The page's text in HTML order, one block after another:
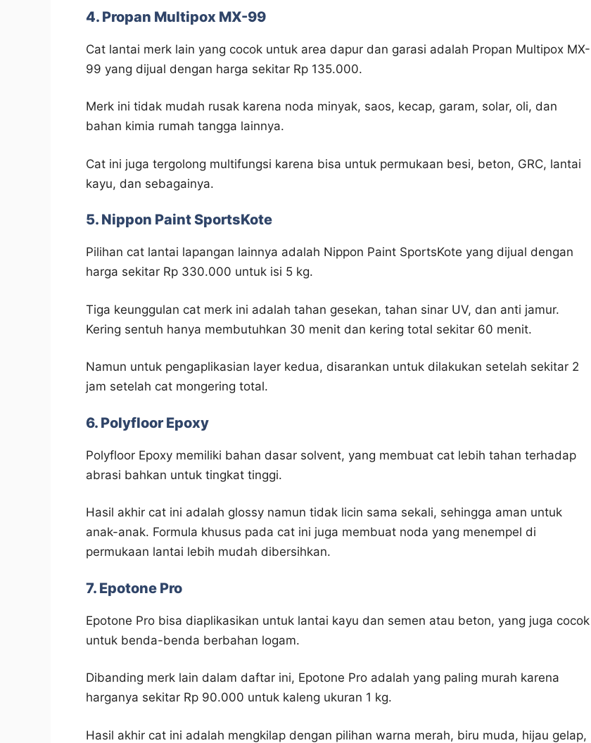
4. Propan Multipox MX-99
Cat lantai merk lain yang cocok untuk area dapur dan garasi adalah Propan Multipox MX-
99 yang dijual dengan harga sekitar Rp 135.000.
Merk ini tidak mudah rusak karena noda minyak, saos, kecap, garam, solar, oli, dan
bahan kimia rumah tangga lainnya.
Cat ini juga tergolong multifungsi karena bisa untuk permukaan besi, beton, GRC, lantai
kayu, dan sebagainya.
5. Nippon Paint SportsKote
Pilihan cat lantai lapangan lainnya adalah Nippon Paint SportsKote yang dijual dengan
harga sekitar Rp 330.000 untuk isi 5 kg.
Tiga keunggulan cat merk ini adalah tahan gesekan, tahan sinar UV, dan anti jamur.
Kering sentuh hanya membutuhkan 30 menit dan kering total sekitar 60 menit.
Namun untuk pengaplikasian layer kedua, disarankan untuk dilakukan setelah sekitar 2
jam setelah cat mongering total.
6. Polyfloor Epoxy
Polyfloor Epoxy memiliki bahan dasar solvent, yang membuat cat lebih tahan terhadap
abrasi bahkan untuk tingkat tinggi.
Hasil akhir cat ini adalah glossy namun tidak licin sama sekali, sehingga aman untuk
anak-anak. Formula khusus pada cat ini juga membuat noda yang menempel di
permukaan lantai lebih mudah dibersihkan.
7. Epotone Pro
Epotone Pro bisa diaplikasikan untuk lantai kayu dan semen atau beton, yang juga cocok
untuk benda-benda berbahan logam.
Dibanding merk lain dalam daftar ini, Epotone Pro adalah yang paling murah karena
harganya sekitar Rp 90.000 untuk kaleng ukuran 1 kg.
Hasil akhir cat ini adalah mengkilap dengan pilihan warna merah, biru muda, hijau gelap,